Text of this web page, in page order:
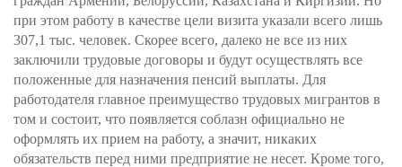
при этом работу в качестве цели визита указали всего лишь
307,1 тыс. человек. Скорее всего, далеко не все из них
заключили трудовые договоры и будут осуществлять все
положенные для назначения пенсий выплаты. Для
работодателя главное преимущество трудовых мигрантов в
том и состоит, что появляется соблазн официально не
оформлять их прием на работу, а значит, никаких
обязательств перед ними предприятие не несет. Кроме того,